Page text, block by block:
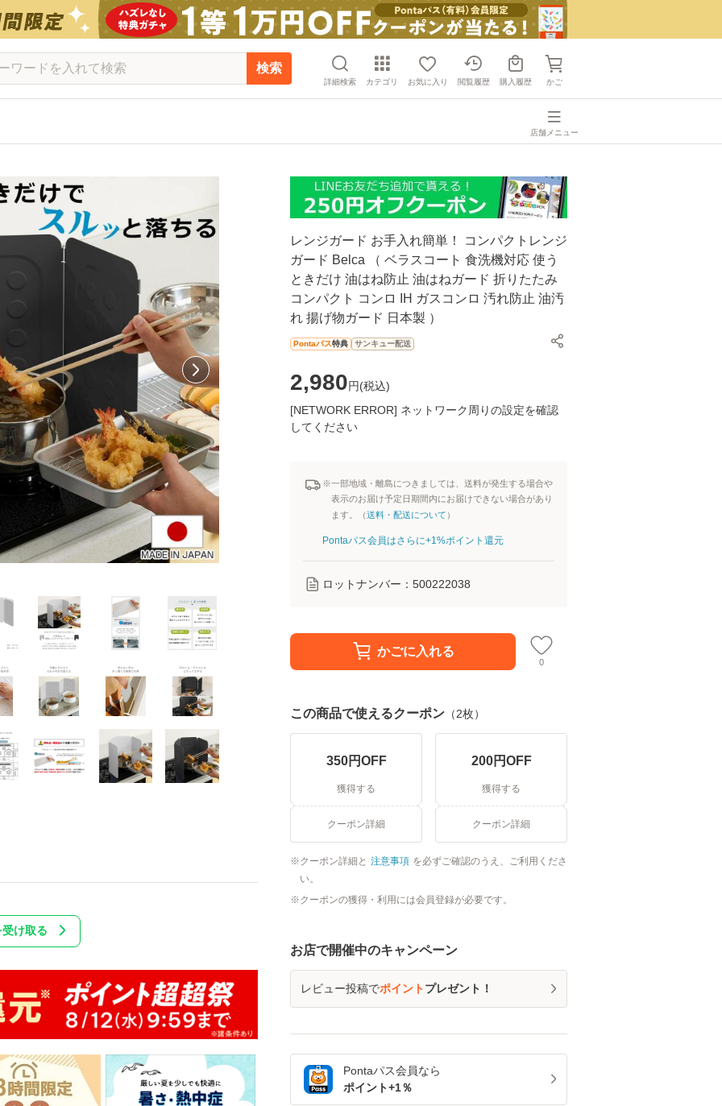
検索
詳細検索 カテゴリ お気に入り 閲覧履歴 購入履歴 かご
店舗メニュー
レンジガード お手入れ簡単！ コンパクトレンジ
ガード Belca （ ベラスコート 食洗機対応 使う
ときだけ 油はね防止 油はねガード 折りたたみ
コンパクト コンロ IH ガスコンロ 汚れ防止 油汚
れ 揚げ物ガード 日本製 ）
Pontaパス特典 サンキュー配送
2,980円(税込)
[NETWORK ERROR] ネットワーク周りの設定を確認
してください
※一部地域・離島につきましては、送料が発生する場合や
表示のお届け予定日期間内にお届けできない場合があり
ます。（送料・配送について ）
Pontaパス会員はさらに+1%ポイント還元
ロットナンバー： 500222038
かごに入れる
0
この商品で使えるクーポン （2枚）
350円OFF
獲得する
クーポン詳細
200円OFF
獲得する
クーポン詳細
クーポン詳細と 注意事項 を必ずご確認のうえ、ご利用くださ
い。
クーポンの獲得・利用には会員登録が必要です。
お店で開催中のキャンペーン
レビュー投稿でポイントプレゼント！
Pontaパス会員なら
ポイント+1％
け取る